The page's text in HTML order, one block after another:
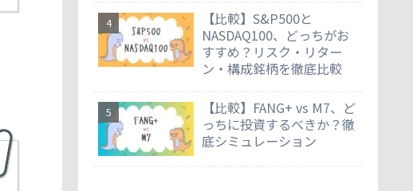
【比較】S&P500と
NASDAQ100、どっちがお
すすめ？リスク・リター
ン・構成銘柄を徹底比較
【比較】FANG+ vs M7、ど
っちに投資するべきか？徹
底シミュレーション